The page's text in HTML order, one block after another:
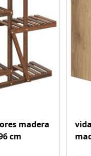
madera
cm